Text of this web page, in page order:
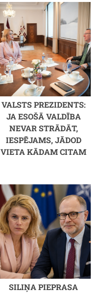
VALSTS PREZIDENTS:
JA ESOŠĀ VALDĪBA
NEVAR STRĀDĀT,
IESPĒJAMS, JĀDOD
VIETA KĀDAM CITAM
SILIŅA PIEPRASA